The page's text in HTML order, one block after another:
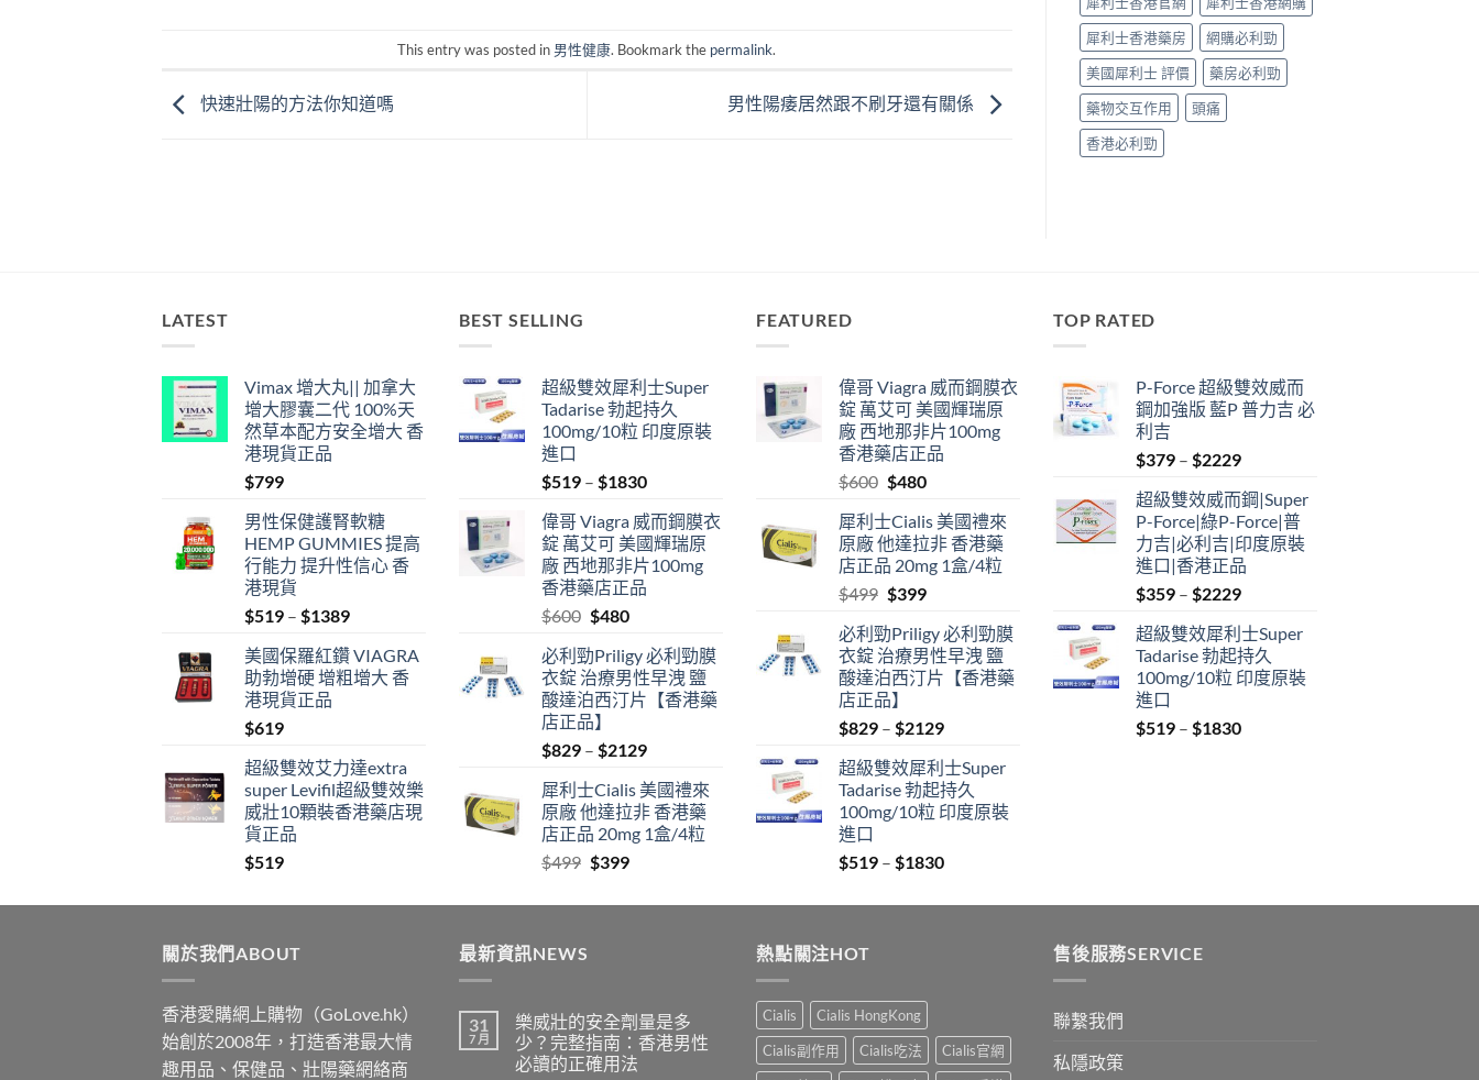
This entry was posted in 男性健康. Bookmark the permalink.
快速壯陽的方法你知道嗎 男性陽痿居然跟不刷牙還有關係
犀利士香港藥房
網購必利勁
美國犀利士 評價
藥房必利勁
藥物交互作用
頭痛
香港必利勁
LATEST
Vimax 增大丸|| 加拿大
增大膠囊二代 100%天
然草本配方安全增大 香
港現貨正品
$799
男性保健護腎軟糖
HEMP GUMMIES 提高
行能力 提升性信心 香
港現貨
$519 – $1389Price
$519
through
美國保羅紅鑽 VIAGRA
助勃增硬 增粗增大 香
港現貨正品
$619
超級雙效艾力達extra
super Levifil超級雙效樂
威壯10顆裝香港藥店現
貨正品
$519
BEST SELLING
超級雙效犀利士Super
Tadarise 勃起持久
100mg/10粒 印度原裝
進口
$519 – $1830Price
$519
through
$1830
偉哥 Viagra 威而鋼膜衣
錠 萬艾可 美國輝瑞原
廠 西地那非片100mg
香港藥店正品
$600 Original
was:
$600.
$480Current
is:
$480.
必利勁Priligy 必利勁膜
衣錠 治療男性早洩 鹽
酸達泊西汀片【香港藥
店正品】
$829 – $2129Price
$829
through
$2129
犀利士Cialis 美國禮來
原廠 他達拉非 香港藥
店正品 20mg 1盒/4粒
$499 Original
was:
$399Current
is:
FEATURED
偉哥 Viagra 威而鋼膜衣
錠 萬艾可 美國輝瑞原
廠 西地那非片100mg
香港藥店正品
$600 Original
was:
$600.
$480Current
is:
$480.
犀利士Cialis 美國禮來
原廠 他達拉非 香港藥
店正品 20mg 1盒/4粒
$499 Original
was:
$499.
$399Current
is:
$399.
必利勁Priligy 必利勁膜
衣錠 治療男性早洩 鹽
酸達泊西汀片【香港藥
店正品】
$829 – $2129Price
$829
through
$2129
超級雙效犀利士Super
Tadarise 勃起持久
100mg/10粒 印度原裝
進口
$519 – $1830Price
$519
TOP RATED
P-Force 超級雙效威而
鋼加強版 藍P 普力吉 必
利吉
$379 – $2229Price
$379
through
$2229
超級雙效威而鋼|Super
P-Force|綠P-Force|普
力吉|必利吉|印度原裝
進口|香港正品
$359 – $2229Price
$359
through
$2229
超級雙效犀利士Super
Tadarise 勃起持久
100mg/10粒 印度原裝
進口
$519 – $1830Price
關於我們ABOUT
香港愛購網上購物（GoLove.hk）
始創於2008年，打造香港最大情
趣用品、保健品、壯陽藥網絡商
最新資訊NEWS
31
7 月
樂威壯的安全劑量是多
少？完整指南：香港男性
必讀的正確用法
熱點關注HOT
Cialis
Cialis HongKong
Cialis副作用
Cialis吃法
Cialis官網
售後服務SERVICE
聯繫我們
私隱政策